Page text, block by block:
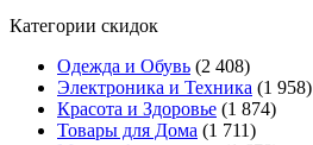
Категории скидок
Одежда и Обувь (2 408)
Электроника и Техника (1 958)
Красота и Здоровье (1 874)
Товары для Дома (1 711)